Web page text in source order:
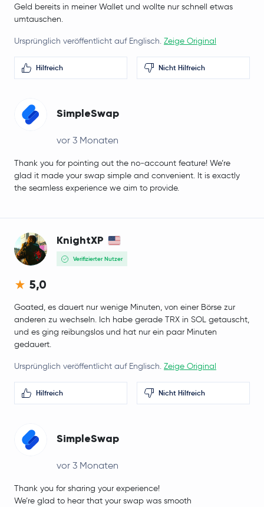
Geld bereits in meiner Wallet und wollte nur schnell etwas
umtauschen.
Ursprünglich veröffentlicht auf Englisch. Zeige Original
Hilfreich Nicht Hilfreich
SimpleSwap
vor 3 Monaten
Thank you for pointing out the no‑account feature! We’re
glad it made your swap simple and convenient. It is exactly
the seamless experience we aim to provide.
KnightXP
Verifizierter Nutzer
5,0
Goated, es dauert nur wenige Minuten, von einer Börse zur
anderen zu wechseln. Ich habe gerade TRX in SOL getauscht,
und es ging reibungslos und hat nur ein paar Minuten
gedauert.
Ursprünglich veröffentlicht auf Englisch. Zeige Original
Hilfreich Nicht Hilfreich
SimpleSwap
vor 3 Monaten
Thank you for sharing your experience!
We’re glad to hear that your swap was smooth